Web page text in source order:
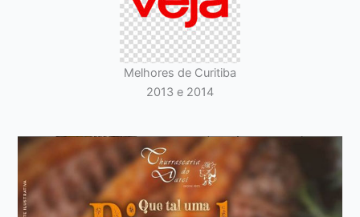
Melhores de Curitiba
2013 e 2014